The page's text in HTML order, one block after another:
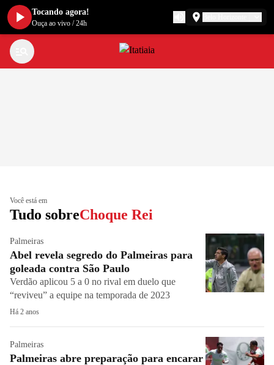
Você está em
Tudo sobreChoque Rei
Palmeiras
Abel revela segredo do Palmeiras para
goleada contra São Paulo
Verdão aplicou 5 a 0 no rival em duelo que
“reviveu” a equipe na temporada de 2023
Há 2 anos
Palmeiras
Palmeiras abre preparação para encarar
Tocando agora!
Ouça ao vivo /24h